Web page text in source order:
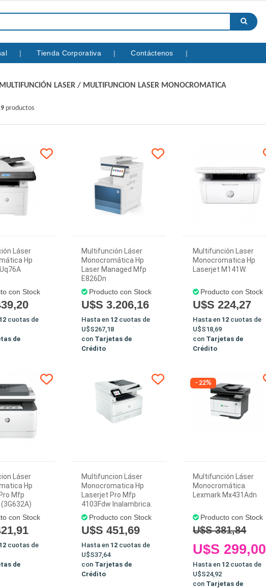
Tienda Corporativa Contáctenos
MULTIFUNCIÓN LASER/ MULTIFUNCION LASER MONOCROMATICA
productos
Láser
Hp
con Stock
12cuotas de
de
Multifunción Láser
Monocromática Hp
Laser Managed Mfp
E826Dn
Producto con Stock
U$S 3.206,16
Hasta en 12cuotas de
U$S267,18
con Tarjetas de
Crédito
Multifunción Laser
Monocromatica Hp
Laserjet M141W.
Producto con Stock
U$S 224,27
Hasta en 12 cuotas de
U$S18,69
con Tarjetas de
Crédito
Láser
Hp
Mfp
con Stock
12cuotas de
de
Multifuncion Láser
Monocromatica Hp
Laserjet Pro Mfp
4103Fdw Inalambrica.
Producto con Stock
U$S 451,69
Hasta en 12cuotas de
U$S37,64
con Tarjetas de
Crédito
- 22%
Multifunción Láser
Monocromática
Lexmark Mx431Adn
Producto con Stock
U$S 381,84
U$S 299,00
Hasta en 12 cuotas de
U$S24,92
con Tarjetas de